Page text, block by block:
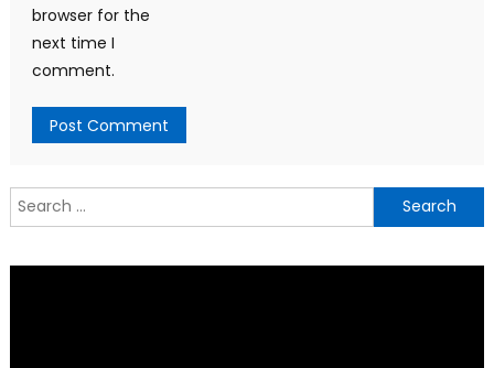
browser for the
next time I
comment.
Search
for: